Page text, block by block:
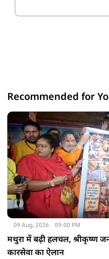
Recommended for
09 Aug, 2026 09:00 PM
मथुरा में बढ़ी हलचल, श्रीकृष्ण
कारसेवा का ऐलान